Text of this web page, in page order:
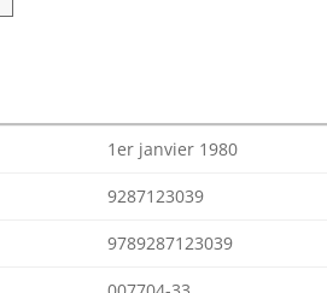
1er janvier 1980
9287123039
9789287123039